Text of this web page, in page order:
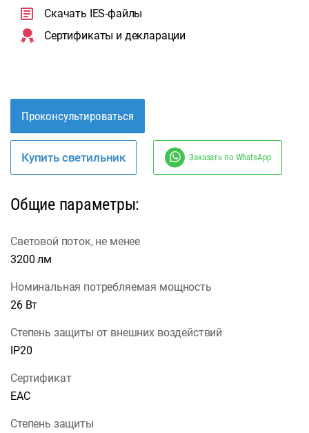
Скачать IES-файлы
Сертификаты и декларации
Проконсультироваться
Купить светильник Заказать по WhatsApp
Общие параметры:
Световой поток, не менее
3200 лм
Номинальная потребляемая мощность
26 Вт
Степень защиты от внешних воздействий
IP20
Сертификат
EAC
Степень защиты